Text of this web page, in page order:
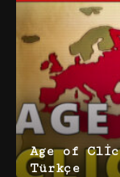
Age of
Türkçe